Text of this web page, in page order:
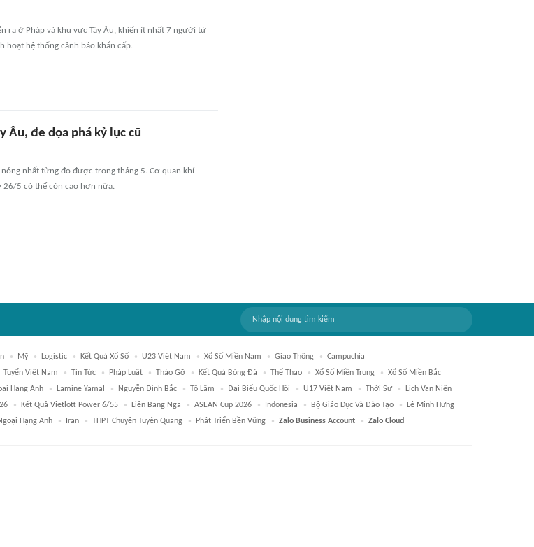
ra ở Pháp và khu vực Tây Âu, khiến ít nhất 7 người tử
hoạt hệ thống cảnh báo khẩn cấp.
Âu, đe dọa phá kỷ lục cũ
nhất từng đo được trong tháng 5. Cơ quan khí
26/5 có thể còn cao hơn nữa.
Mỹ Logistic Kết Quả Xổ Số U23 Việt Nam Xổ Số Miền Nam Giao Thông
Campuchia
Tuyển Việt Nam Tin Tức Pháp Luật Tháo Gỡ Kết Quả Bóng Đá Thể Thao Xổ Số Miền Trung
Xổ Số Miền Bắc
Hạng Anh Lamine Yamal Nguyễn Đình Bắc Tô Lâm Đại Biểu Quốc Hội U17 Việt Nam Thời Sự
Lịch Vạn Niên
Kết Quả Vietlott Power 6/55 Liên Bang Nga ASEAN Cup 2026 Indonesia Bộ Giáo Dục Và Đào Tạo
Lê Minh Hưng
Hạng Anh Iran THPT Chuyên Tuyên Quang Phát Triển Bền Vững Zalo Business Account Zalo Cloud